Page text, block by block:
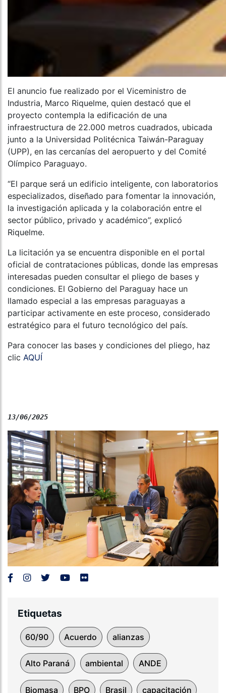
El anuncio fue realizado por el Viceministro de
Industria, Marco Riquelme, quien destacó que el
proyecto contempla la edificación de una
infraestructura de 22.000 metros cuadrados, ubicada
junto a la Universidad Politécnica Taiwán-Paraguay
(UPP), en las cercanías del aeropuerto y del Comité
Olímpico Paraguayo.
“El parque será un edificio inteligente, con laboratorios
especializados, diseñado para fomentar la innovación,
la investigación aplicada y la colaboración entre el
sector público, privado y académico”, explicó
Riquelme.
La licitación ya se encuentra disponible en el portal
oficial de contrataciones públicas, donde las empresas
interesadas pueden consultar el pliego de bases y
condiciones. El Gobierno del Paraguay hace un
llamado especial a las empresas paraguayas a
participar activamente en este proceso, considerado
estratégico para el futuro tecnológico del país.
Para conocer las bases y condiciones del pliego, haz
clic AQUÍ
13/06/2025
Etiquetas
60/90 Acuerdo alianzas
Alto Paraná ambiental ANDE
Biomasa BPO Brasil capacitación